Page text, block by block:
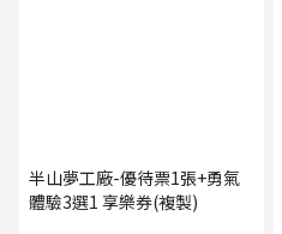
半山夢工廠-優待票1張+勇氣
體驗3選1 享樂券(複製)